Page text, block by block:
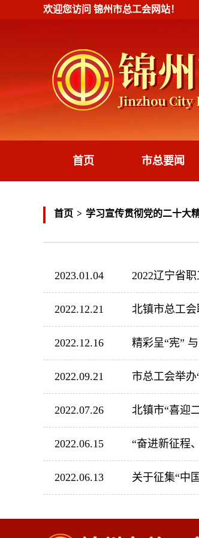
欢迎您访问 锦州市总工会网站！
首页 市总要闻
首页 > 学习宣传贯彻党的二十大
2023.01.04 2022辽宁省
2022.12.21 北镇市总工
2022.12.16 精彩呈“宪”
2022.09.21 市总工会举
2022.07.26 北镇市“喜迎
2022.06.15 “奋进新征程
2022.06.13 关于征集“中